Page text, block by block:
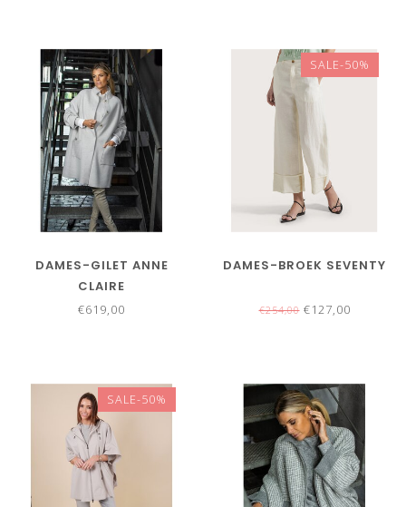
DAMES-GILET ANNE
CLAIRE
€619,00
SALE-50%
DAMES-BROEK SEVENTY
€254,00€127,00
SALE-50%